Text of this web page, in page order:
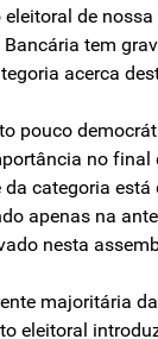
de
tem
acerca
pouco
no final
categoria está
apenas na
nesta
majoritária
eleitoral